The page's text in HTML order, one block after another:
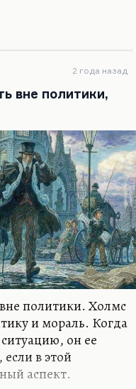
в
Агаты Кристи, или
– если у вас
писать
образуемые, иначе
. Сочиняя
понять…
2 года назад
вне политики,
политики. Холмс
и мораль. Когда
он ее
в этой
аспект.